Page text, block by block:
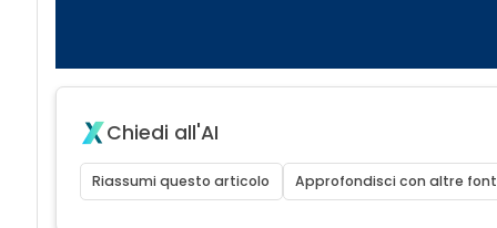
Chiedi all'AI
Riassumi questo articolo Approfondisci con altre